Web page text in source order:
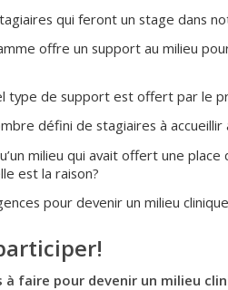
qui feront un stage dans
offre un support au milieu
type de support est offert par le
défini de stagiaires à accueillir
milieu qui avait offert une
est la raison?
pour devenir un milieu
faire pour devenir un milieu